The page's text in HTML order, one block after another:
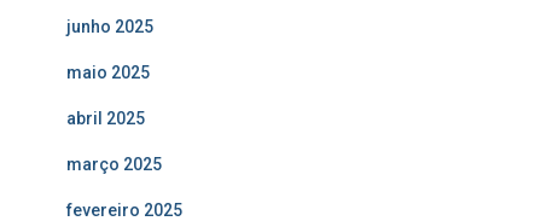
junho 2025
maio 2025
abril 2025
março 2025
fevereiro 2025